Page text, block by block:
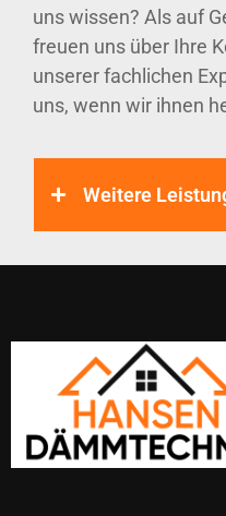
uns wissen? Als auf
freuen uns über Ihre
unserer fachlichen
uns, wenn wir ihnen
Weitere